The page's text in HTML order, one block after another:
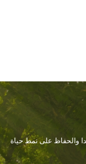
والحفاظ على نمط حياة